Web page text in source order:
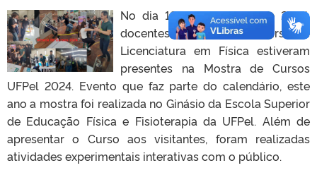
No dia 18 de setembro de 2024,
docentes e discentes do Curso de
Licenciatura em Física estiveram
presentes na Mostra de Cursos
UFPel 2024. Evento que faz parte do calendário, este
ano a mostra foi realizada no Ginásio da Escola Superior
de Educação Física e Fisioterapia da UFPel. Além de
apresentar o Curso aos visitantes, foram realizadas
atividades experimentais interativas com o público.